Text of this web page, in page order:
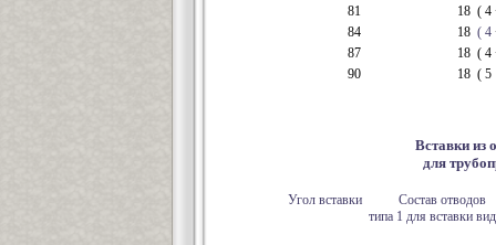
81
18 ( 4
84
18 ( 4
87
18 ( 4
90
18 ( 5
Вставки из
для
Угол вставки
Состав отводов
типа 1 для вставки